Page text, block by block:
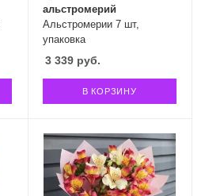
Альстромерии 7 шт,
упаковка
альстромерий
3 339руб.
В КОРЗИНУ